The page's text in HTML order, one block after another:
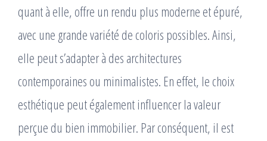
quant à elle, offre un rendu plus moderne et épuré,
avec une grande variété de coloris possibles. Ainsi,
elle peut s’adapter à des architectures
contemporaines ou minimalistes. En effet, le choix
esthétique peut également influencer la valeur
perçue du bien immobilier. Par conséquent, il est